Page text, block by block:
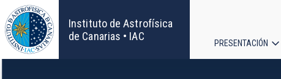
Pasar
al
contenido
principal
Instituto de Astrofísica
de Canarias • IAC
PRESENTACIÓN